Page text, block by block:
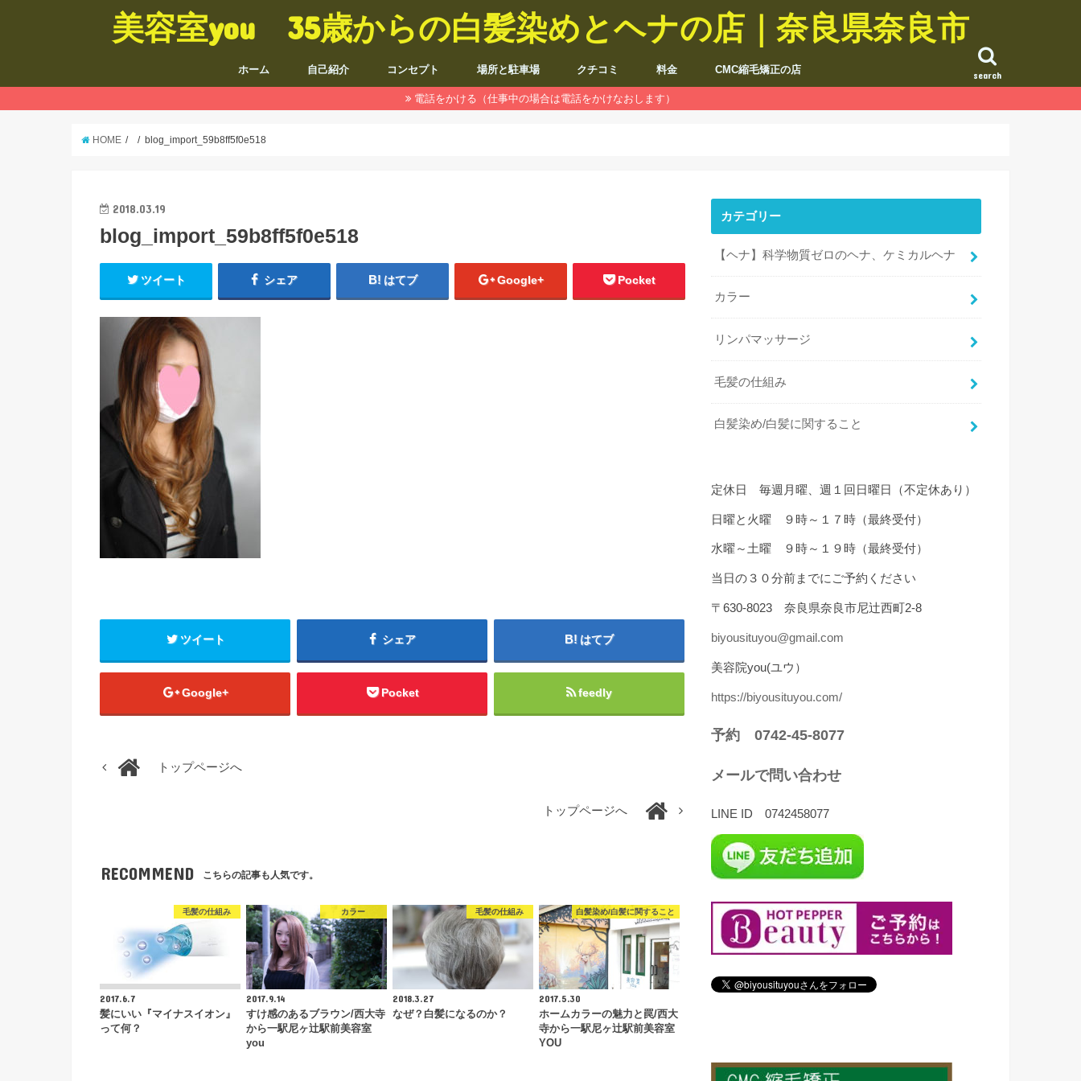
美容室you 35歳からの白髪染めとヘナの店｜奈良県奈良市
search
ホーム 自己紹介 コンセプト 場所と駐車場 クチコミ 料金 CMC縮毛矯正の店
電話をかける（仕事中の場合は電話をかけなおします）
HOME blog_import_59b8ff5f0e518
2018.03.19
blog_import_59b8ff5f0e518
ツイート シェア はてブ Google+ Pocket
ツイート シェア はてブ
Google+ Pocket feedly
トップページへ
トップページへ
RECOMMEND こちらの記事も人気です。
毛髪の仕組み
2017.6.7
髪にいい『マイナスイオン』
って何？
カラー
2017.9.14
すけ感のあるブラウン/西大寺
から一駅尼ヶ辻駅前美容室
you
毛髪の仕組み
2018.3.27
なぜ？白髪になるのか？
白髪染め/白髪に関すること
2017.5.30
ホームカラーの魅力と罠/西大
寺から一駅尼ヶ辻駅前美容室
YOU
カテゴリー
【ヘナ】科学物質ゼロのヘナ、ケミカルヘナ
カラー
リンパマッサージ
毛髪の仕組み
白髪染め/白髪に関すること
定休日 毎週月曜、週１回日曜日（不定休あり）
日曜と火曜 ９時～１７時（最終受付）
水曜～土曜 ９時～１９時（最終受付）
当日の３０分前までにご予約ください
〒630-8023 奈良県奈良市尼辻西町2-8
biyousituyou@gmail.com
美容院you(ユウ）
https://biyousituyou.com/
予約 0742-45-8077
メールで問い合わせ
LINE ID 0742458077